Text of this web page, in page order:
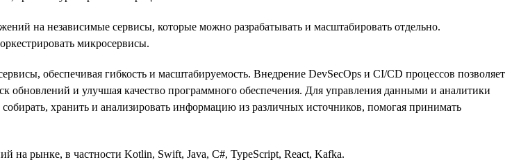
на независимые сервисы, которые можно разрабатывать и масштабировать отдельно.
микросервисы.
обеспечивая гибкость и масштабируемость. Внедрение DevSecOps и CI/CD процессов позволяет
обновлений и улучшая качество программного обеспечения. Для управления данными и аналитики
хранить и анализировать информацию из различных источников, помогая принимать
на рынке, в частности Kotlin, Swift, Java, C#, TypeScript, React, Kafka.